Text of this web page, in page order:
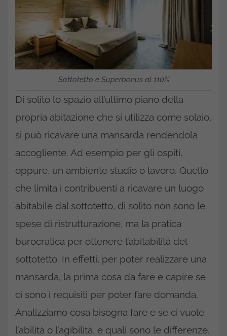
Sottotetto e Superbonus al 110%
Di solito lo spazio all’ultimo piano della
propria abitazione che si utilizza come solaio,
si può ricavare una mansarda rendendola
accogliente. Ad esempio per gli ospiti,
oppure, un ambiente studio o lavoro. Quello
che limita i contribuenti a ricavare un luogo
abitabile dal sottotetto, di solito non sono le
spese di ristrutturazione, ma la pratica
burocratica per ottenere l’abitabilità del
sottotetto. In effetti, per poter realizzare una
mansarda, la prima cosa da fare e capire se
ci sono i requisiti per poter fare domanda.
Analizziamo cosa bisogna fare e se ci vuole
l’abilità o l’agibilità, e quali sono le differenze.